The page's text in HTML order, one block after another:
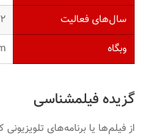
سال‌های فعالیت
وبگاه
گزیده فیلمشناسی
از فیلم‌ها یا برنامه‌های